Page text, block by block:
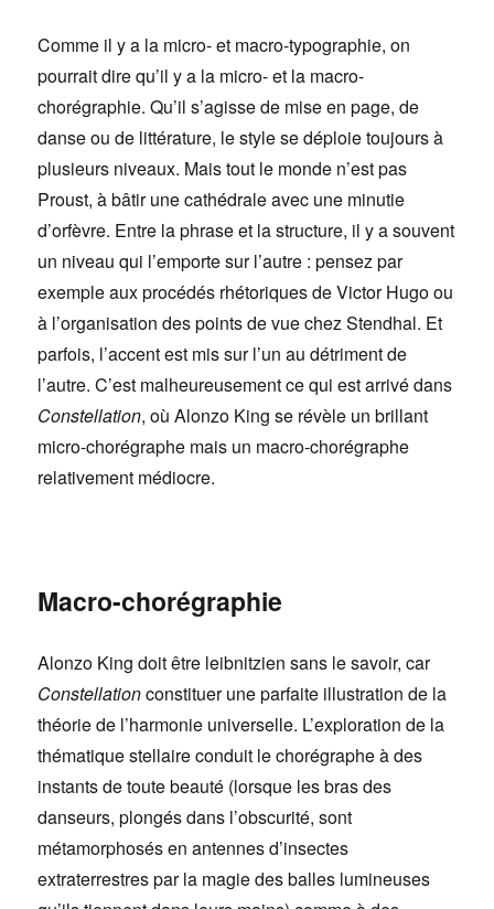
Comme il y a la micro- et macro-typographie, on
pourrait dire qu’il y a la micro- et la macro-
chorégraphie. Qu’il s’agisse de mise en page, de
danse ou de littérature, le style se déploie toujours à
plusieurs niveaux. Mais tout le monde n’est pas
Proust, à bâtir une cathédrale avec une minutie
d’orfèvre. Entre la phrase et la structure, il y a souvent
un niveau qui l’emporte sur l’autre : pensez par
exemple aux procédés rhétoriques de Victor Hugo ou
à l’organisation des points de vue chez Stendhal. Et
parfois, l’accent est mis sur l’un au détriment de
l’autre. C’est malheureusement ce qui est arrivé dans
Constellation, où Alonzo King se révèle un brillant
micro-chorégraphe mais un macro-chorégraphe
relativement médiocre.
Macro-chorégraphie
Alonzo King doit être leibnitzien sans le savoir, car
Constellationconstituer une parfaite illustration de la
théorie de l’harmonie universelle. L’exploration de la
thématique stellaire conduit le chorégraphe à des
instants de toute beauté (lorsque les bras des
danseurs, plongés dans l’obscurité, sont
métamorphosés en antennes d’insectes
extraterrestres par la magie des balles lumineuses